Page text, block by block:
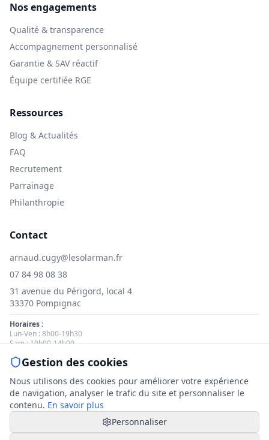
Nos engagements
Qualité & transparence
Accompagnement personnalisé
Garantie & SAV réactif
Équipe certifiée RGE
Ressources
Blog & Actualités
FAQ
Recrutement
Parrainage
Philanthropie
Contact
arnaud.cugy@lesolarman.fr
07 84 98 08 38
31 avenue du Périgord, local 4
33370 Pompignac
Horaires :
Lun-Ven : 8h00-19h30
Sam : 10h00-14h00
Nous contacter
© 2025 Le Solarman. Tous droits réservés.
Gestion des cookies
Nous utilisons des cookies pour améliorer votre expérience
de navigation, analyser le trafic du site et personnaliser le
contenu. En savoir plus
Personnaliser